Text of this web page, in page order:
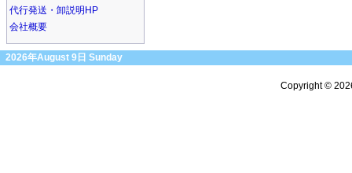
代行発送・卸説明HP
会社概要
2026年August 9日 Sunday
Copyright ©